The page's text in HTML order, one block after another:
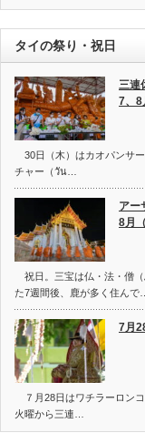
タイの祭り・祝日
三連
7、8
30日（木）はカオパンサ
チャー（วัน…
アー
8月
祝日。三宝は仏・法・僧
た7週間後、鹿が多く住んで…
7月
７月28日はワチラーロン
火曜から三連…